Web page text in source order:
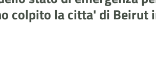
colpito la citta' di Beirut